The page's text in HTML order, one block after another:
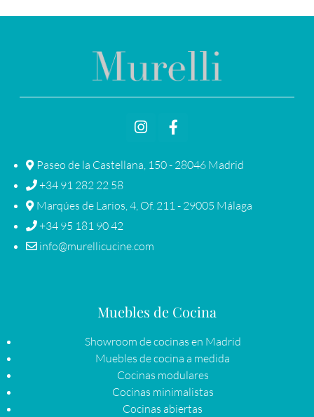
Paseo de la Castellana, 150 - 28046 Madrid
+34 91 282 22 58
Marqúes de Larios, 4, Of. 211 - 29005 Málaga
+34 95 181 90 42
info@murellicucine.com
Muebles de Cocina
Showroom de cocinas en Madrid
Muebles de cocina a medida
Cocinas modulares
Cocinas minimalistas
Cocinas abiertas